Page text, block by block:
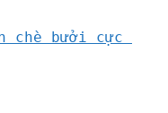
chè bưởi cực